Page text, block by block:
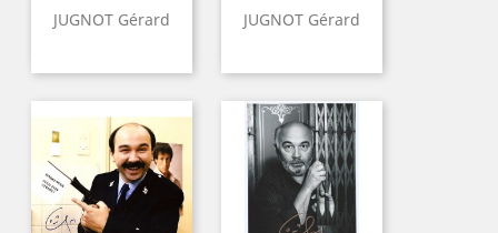
JUGNOT Gérard JUGNOT Gérard